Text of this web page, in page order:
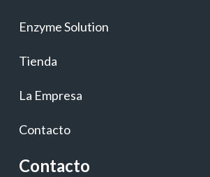
Enzyme Solution
Tienda
La Empresa
Contacto
Contacto